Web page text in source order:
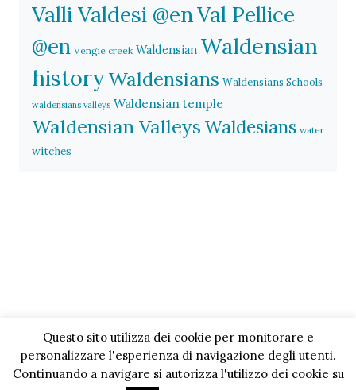
Valli Valdesi @enVal Pellice
@en Vengie creek Waldensian Waldensian
historyWaldensians Waldensians Schools
waldensians valleys Waldensian temple
Waldensian Valleys Waldesians water
witches
Questo sito utilizza dei cookie per monitorare e
personalizzare l'esperienza di navigazione degli utenti.
Continuando a navigare si autorizza l'utilizzo dei cookie su